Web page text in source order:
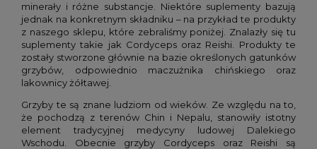
minerały i różne substancje. Niektóre suplementy bazują
jednak na konkretnym składniku – na przykład te produkty
z naszego sklepu, które zebraliśmy poniżej. Znalazły się tu
suplementy takie jak Cordyceps oraz Reishi. Produkty te
zostały stworzone głównie na bazie określonych gatunków
grzybów, odpowiednio maczużnika chińskiego oraz
lakownicy żółtawej.
Grzyby te są znane ludziom od wieków. Ze względu na to,
że pochodzą z terenów Chin i Nepalu, stanowiły istotny
element tradycyjnej medycyny ludowej Dalekiego
Wschodu. Obecnie grzyby Cordyceps oraz Reishi są